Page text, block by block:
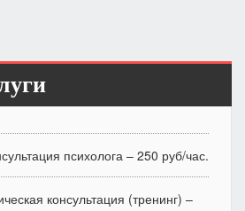
психолога – 250 руб/час.
консультация (тренинг) –